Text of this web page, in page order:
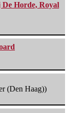
De Horde, Royal
(Den Haag))